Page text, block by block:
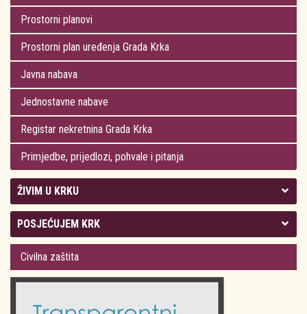
Prostorni planovi
Prostorni plan uređenja Grada Krka
Javna nabava
Jednostavne nabave
Registar nekretnina Grada Krka
Primjedbe, prijedlozi, pohvale i pitanja
ŽIVIM U KRKU
Kolegij gradonačelnika
Gradsko vijeće
Odluke Grada Krka (Službene novine PGŽ)
POSJEĆUJEM KRK
Plan Grada Krka
Krk 360° VR panorama
Krk uživo
Civilna zaštita